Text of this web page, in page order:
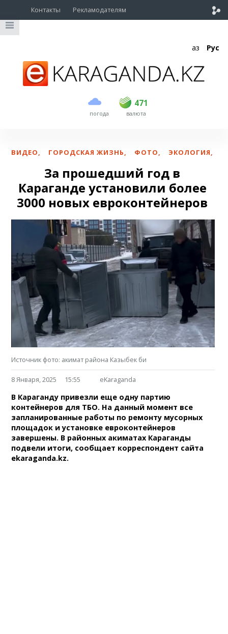
Контакты Рекламодателям
Қаз Рус
погода
471
USD 468.5
EUR 541.5
валюта
ВИДЕО, ГОРОДСКАЯ ЖИЗНЬ, ФОТО, ЭКОЛОГИЯ,
За прошедший год в
Караганде установили более
3000 новых евроконтейнеров
Источник фото: акимат района Казыбек би
8 Января, 2025 15:55 eKaraganda
В Караганду привезли еще одну партию
контейнеров для ТБО. На данный момент все
запланированные работы по ремонту мусорных
площадок и установке евроконтейнеров
завершены. В районных акиматах Караганды
подвели итоги, сообщает корреспондент сайта
ekaraganda.kz.